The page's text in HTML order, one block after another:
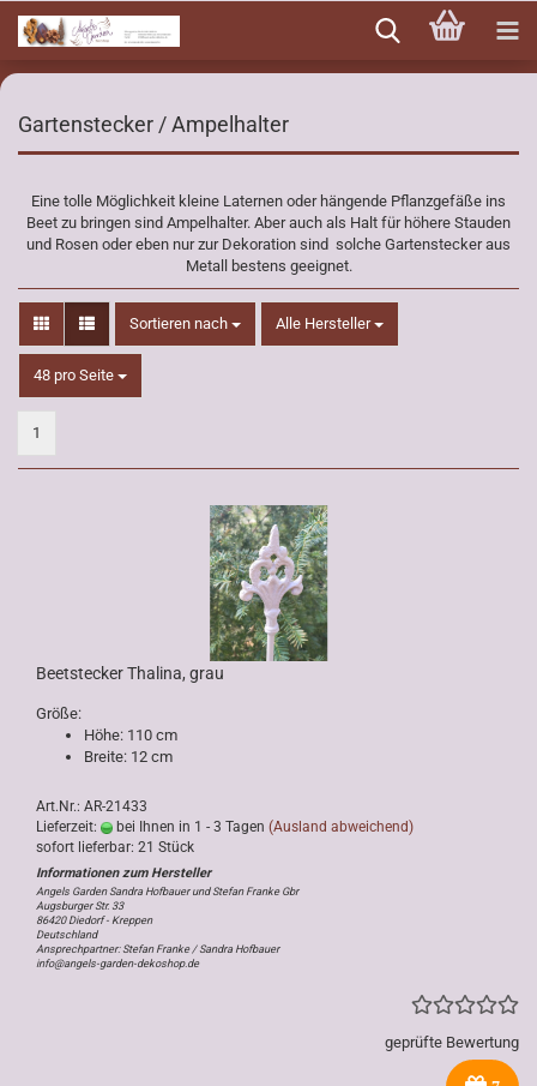
zum
Hauptinhalt
Gartenstecker / Ampelhalter
Eine tolle Möglichkeit kleine Laternen oder hängende Pflanzgefäße ins
Beet zu bringen sind Ampelhalter. Aber auch als Halt für höhere Stauden
und Rosen oder eben nur zur Dekoration sind solche Gartenstecker aus
Metall bestens geeignet.
Sortieren nach
Sortieren nach Alle Hersteller
48 pro Seite
pro Seite
1
Beetstecker Thalina, grau
Größe:
Höhe: 110 cm
Breite: 12 cm
Art.Nr.: AR-21433
Lieferzeit:
bei Ihnen in 1 - 3 Tagen (Ausland abweichend)
sofort lieferbar: 21 Stück
Angels Garden Sandra Hofbauer und Stefan Franke Gbr
Augsburger Str. 33
86420 Diedorf - Kreppen
Deutschland
Ansprechpartner: Stefan Franke / Sandra Hofbauer
info@angels-garden-dekoshop.de
geprüfte Bewertung